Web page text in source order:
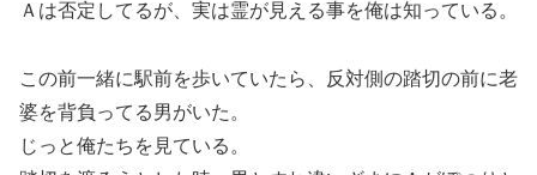
Ａは否定してるが、実は霊が見える事を俺は知っている。
この前一緒に駅前を歩いていたら、反対側の踏切の前に老
婆を背負ってる男がいた。
じっと俺たちを見ている。